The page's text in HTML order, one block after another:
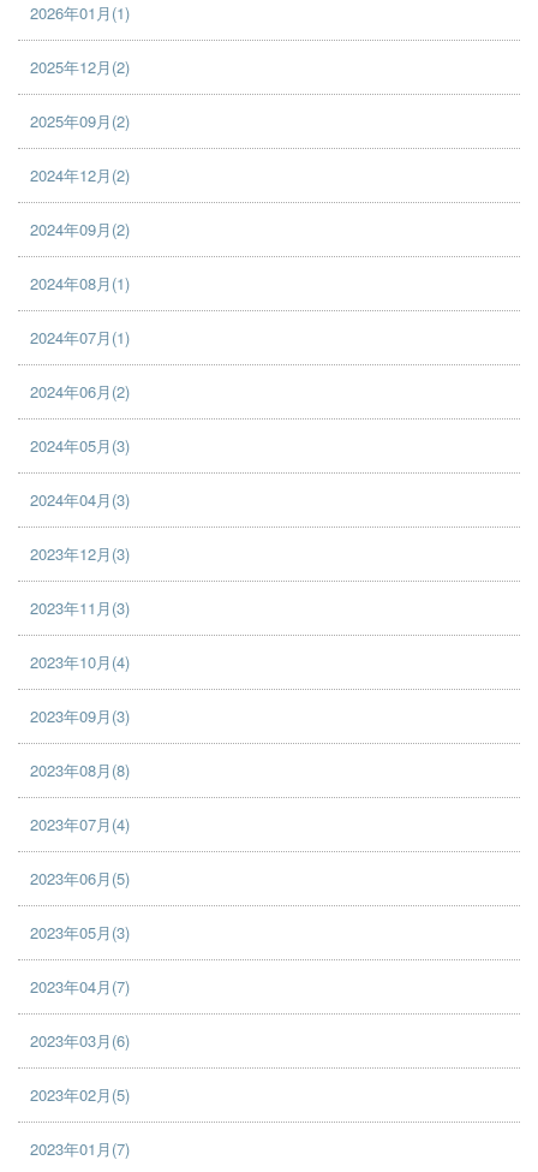
2026年01月(1)
2025年12月(2)
2025年09月(2)
2024年12月(2)
2024年09月(2)
2024年08月(1)
2024年07月(1)
2024年06月(2)
2024年05月(3)
2024年04月(3)
2023年12月(3)
2023年11月(3)
2023年10月(4)
2023年09月(3)
2023年08月(8)
2023年07月(4)
2023年06月(5)
2023年05月(3)
2023年04月(7)
2023年03月(6)
2023年02月(5)
2023年01月(7)